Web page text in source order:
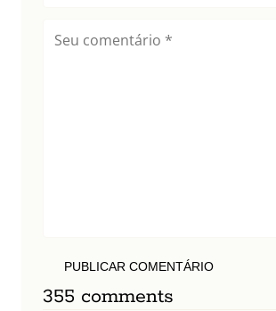
PUBLICAR COMENTÁRIO
355 comments